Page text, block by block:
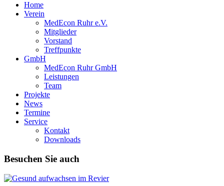
Home
Verein
MedEcon Ruhr e.V.
Mitglieder
Vorstand
Treffpunkte
GmbH
MedEcon Ruhr GmbH
Leistungen
Team
Projekte
News
Termine
Service
Kontakt
Downloads
Besuchen Sie auch